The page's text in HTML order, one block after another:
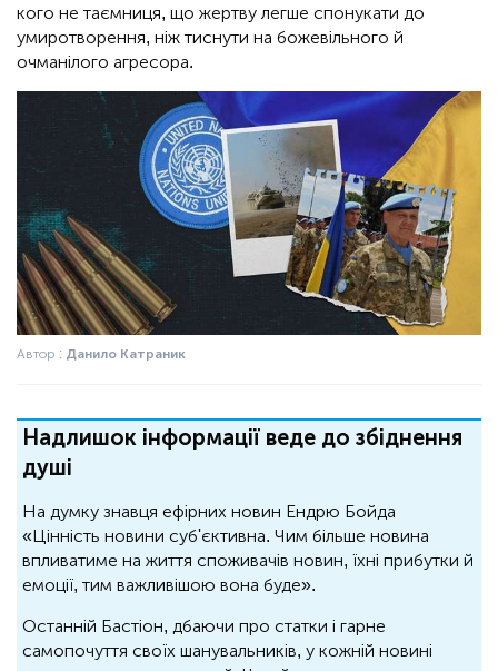
кого не таємниця, що жертву легше спонукати до
умиротворення, ніж тиснути на божевільного й
очманілого агресора.
Автор : Данило Катраник
Надлишок інформації веде до збіднення
душі
На думку знавця ефірних новин Ендрю Бойда
«Цінність новини суб'єктивна. Чим більше новина
впливатиме на життя споживачів новин, їхні прибутки й
емоції, тим важливішою вона буде».
Останній Бастіон, дбаючи про статки і гарне
самопочуття своїх шанувальників, у кожній новині